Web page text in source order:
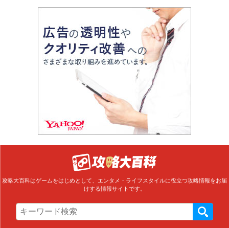
攻略大百科はゲームをはじめとして、エンタメ・ライフスタイルに役立つ攻略情報をお届
けする情報サイトです。